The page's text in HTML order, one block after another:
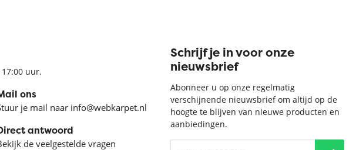
uur.
ons
je mail naar info@webkarpet.nl
antwoord
de veelgestelde vragen
Schrijf je in voor onze
nieuwsbrief
Abonneer u op onze regelmatig
verschijnende nieuwsbrief om altijd op de
hoogte te blijven van nieuwe producten en
aanbiedingen.